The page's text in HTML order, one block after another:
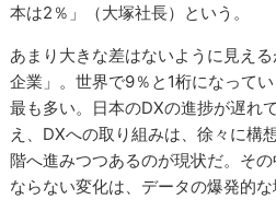
本は2％」（大塚社長）という。
あまり大きな差はないように見え
企業」。世界で9％と1桁になって
最も多い。日本のDXの進捗が遅れ
え、DXへの取り組みは、徐々に構
階へ進みつつあるのが現状だ。そ
ならない変化は、データの爆発的な